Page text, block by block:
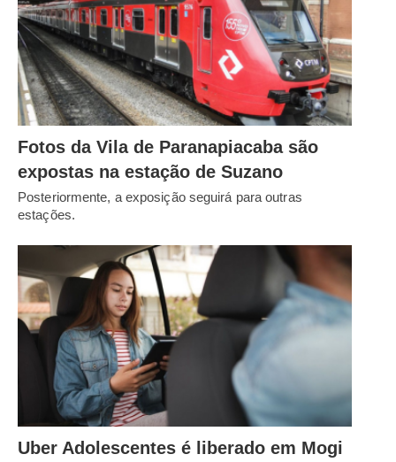
Fotos da Vila de Paranapiacaba são
expostas na estação de Suzano
Posteriormente, a exposição seguirá para outras
estações.
Uber Adolescentes é liberado em Mogi